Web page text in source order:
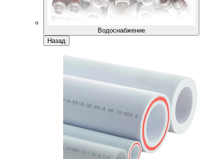
Водоснабжение
Назад